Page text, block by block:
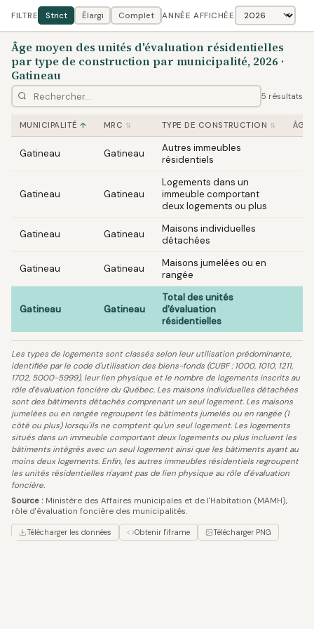
FILTRE Strict Élargi Complet ANNÉE AFFICHÉE
Âge moyen des unités d'évaluation résidentielles
par type de construction par municipalité, 2026 ·
Gatineau
5 résultats
MUNICIPALITÉ MRC TYPE DE CONSTRUCTION ÂGE
Gatineau Gatineau
Autres immeubles
résidentiels
Gatineau Gatineau
Logements dans un
immeuble comportant
deux logements ou plus
Gatineau Gatineau
Maisons individuelles
détachées
Gatineau Gatineau
Maisons jumelées ou en
rangée
Gatineau Gatineau
Total des unités
d'évaluation
résidentielles
Les types de logements sont classés selon leur utilisation prédominante,
identifiée par le code d'utilisation des biens-fonds (CUBF : 1000, 1010, 1211,
1702, 5000-5999), leur lien physique et le nombre de logements inscrits au
rôle d'évaluation foncière du Québec. Les maisons individuelles détachées
sont des bâtiments détachés comprenant un seul logement. Les maisons
jumelées ou en rangée regroupent les bâtiments jumelés ou en rangée (1
côté ou plus) lorsqu'ils ne comptent qu'un seul logement. Les logements
situés dans un immeuble comportant deux logements ou plus incluent les
bâtiments intégrés avec un seul logement ainsi que les bâtiments ayant au
moins deux logements. Enfin, les autres immeubles résidentiels regroupent
les unités résidentielles n'ayant pas de lien physique au rôle d'évaluation
foncière.
Source : Ministère des Affaires municipales et de l'Habitation (MAMH),
rôle d'évaluation foncière des municipalités.
Télécharger les données Obtenir l'iframe Télécharger PNG